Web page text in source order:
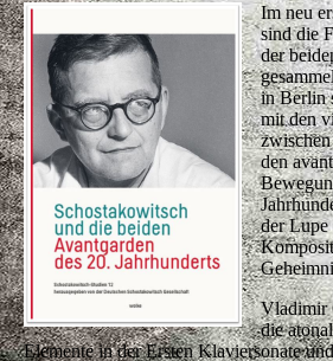
Im neu
sind die
der
in Berlin
mit den
den
der Lupe
Vladimir
die
Elemente in der Ersten Klaviersonate